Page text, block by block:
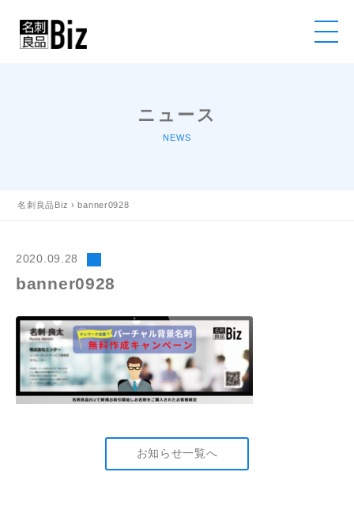
ニュース
NEWS
名刺良品Biz › banner0928
2020.09.28
banner0928
お知らせ一覧へ